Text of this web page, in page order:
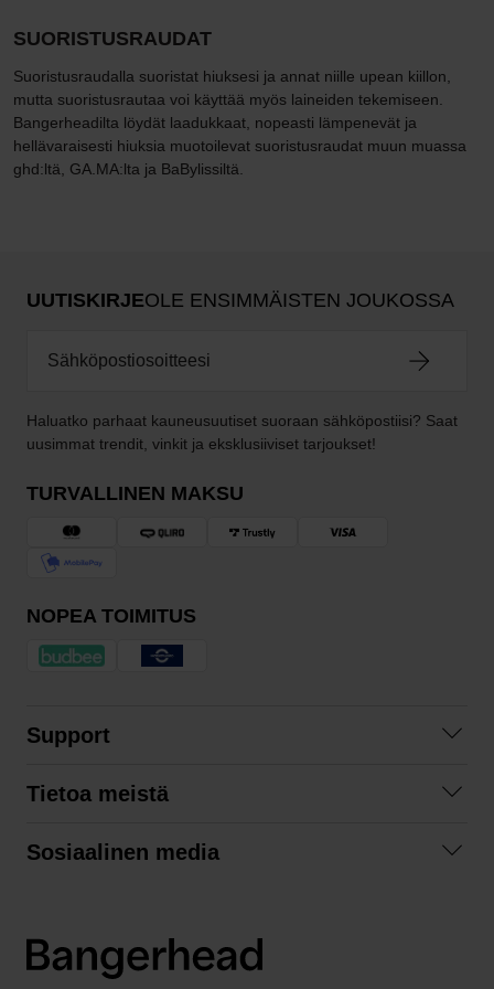
SUORISTUSRAUDAT
Suoristusraudalla suoristat hiuksesi ja annat niille upean kiillon,
mutta suoristusrautaa voi käyttää myös laineiden tekemiseen.
Bangerheadilta löydät laadukkaat, nopeasti lämpenevät ja
hellävaraisesti hiuksia muotoilevat suoristusraudat muun muassa
ghd:ltä, GA.MA:lta ja BaBylissiltä.
UUTISKIRJEOLE ENSIMMÄISTEN JOUKOSSA
Haluatko parhaat kauneusuutiset suoraan sähköpostiisi? Saat
uusimmat trendit, vinkit ja eksklusiiviset tarjoukset!
TURVALLINEN MAKSU
NOPEA TOIMITUS
Support
Tilausehdot
Tietoa meistä
Sosiaalinen media
LinkedIn